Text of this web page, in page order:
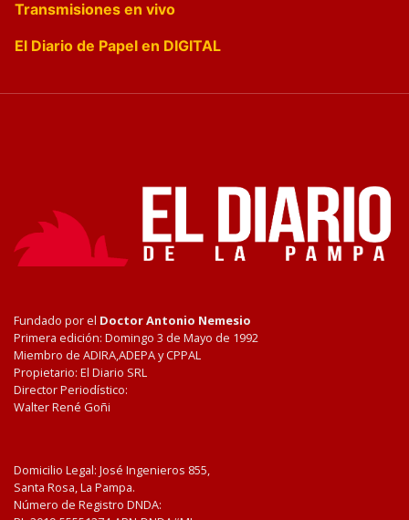
Transmisiones en vivo
El Diario de Papel en DIGITAL
Fundado por el Doctor Antonio Nemesio
Primera edición: Domingo 3 de Mayo de 1992
Miembro de ADIRA,ADEPA y CPPAL
Propietario: El Diario SRL
Director Periodístico:
Walter René Goñi
Domicilio Legal: José Ingenieros 855,
Santa Rosa, La Pampa.
Número de Registro DNDA: